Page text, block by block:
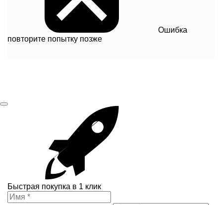
Ошибка
повторите попытку позже
Быстрая покупка в 1 клик